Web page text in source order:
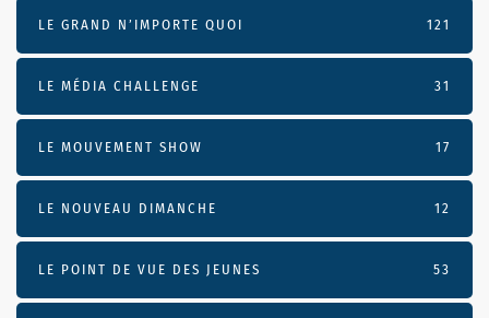
LE GRAND N’IMPORTE QUOI 121
LE MÉDIA CHALLENGE 31
LE MOUVEMENT SHOW 17
LE NOUVEAU DIMANCHE 12
LE POINT DE VUE DES JEUNES 53